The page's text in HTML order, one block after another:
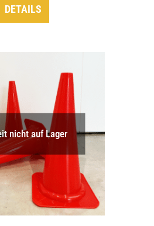
DETAILS
nicht auf Lager